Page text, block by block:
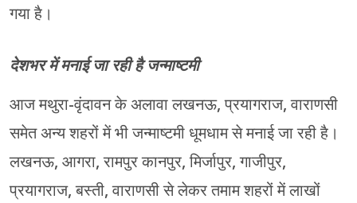
गया है।
देशभर में मनाई जा रही है जन्माष्टमी
आज मथुरा-वृंदावन के अलावा लखनऊ, प्रयागराज, वाराणसी
समेत अन्‍य शहरों में भी जन्‍माष्‍टमी धूमधाम से मनाई जा रही है।
लखनऊ, आगरा, रामपुर कानपुर, मिर्जापुर, गाजीपुर,
प्रयागराज, बस्ती, वाराणसी से लेकर तमाम शहरों में लाखों